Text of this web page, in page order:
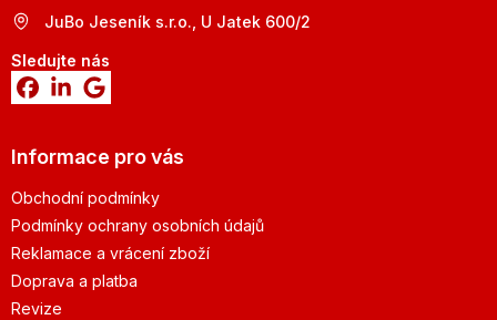
JuBo Jeseník s.r.o., U Jatek 600/2
Sledujte nás
Informace pro vás
Obchodní podmínky
Podmínky ochrany osobních údajů
Reklamace a vrácení zboží
Doprava a platba
Revize